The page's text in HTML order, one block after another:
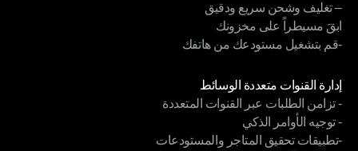
-اختيار أذكى، جهد أقل
– تغليف وشحن سريع ودقيق
– تغليف وشحن سريع ودقيق
ابقَ مسيطراً على مخزونك
ابقَ مسيطراً على مخزونك
-قم بتشغيل مستودعك من هاتفك
إدارة القنوات متعددة الوسائط
إدارة القنوات متعددة الوسائط
- تزامن الطلبات عبر القنوات المتعددة
- تزامن الطلبات عبر القنوات المتعددة
- توجيه الأوامر الذكي
- توجيه الأوامر الذكي
-تطبيقات تحقيق المتاجر والمستودعات